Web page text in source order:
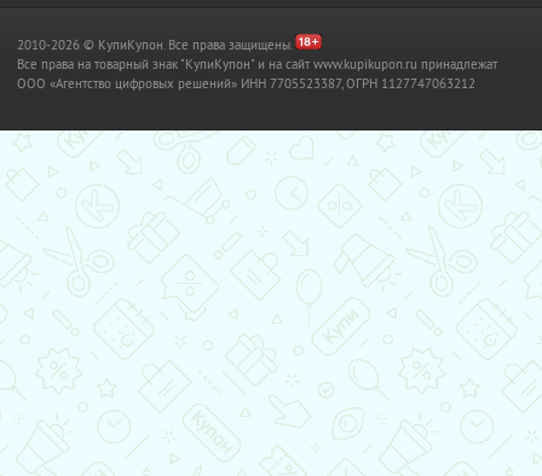
2010-2026 © КупиКупон. Все права защищены.
Все права на товарный знак "КупиКупон" и на сайт www.kupikupon.ru принадлежат
OOO «Агентство цифровых решений» ИНН 7705523387, ОГРН 1127747063212